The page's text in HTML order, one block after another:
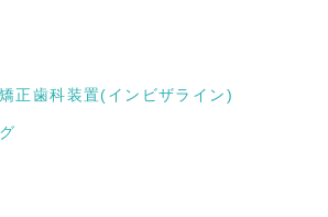
正歯科装置(インビザライン)